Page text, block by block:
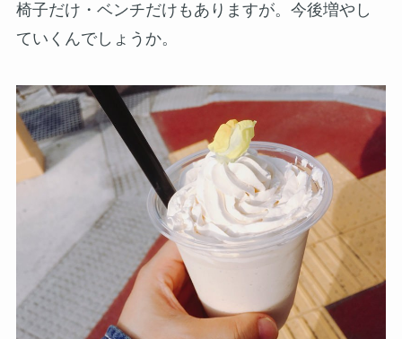
椅子だけ・ベンチだけもありますが。今後増やし
ていくんでしょうか。